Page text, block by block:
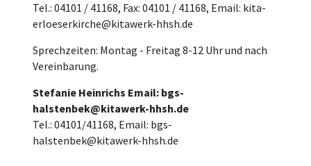
Tel.: 04101 / 41168, Fax: 04101 / 41168, Email: kita-
erloeserkirche@kitawerk-hhsh.de
Sprechzeiten: Montag - Freitag 8-12 Uhr und nach
Vereinbarung.
Stefanie Heinrichs Email: bgs-
halstenbek@kitawerk-hhsh.de
Tel.: 04101/41168, Email: bgs-
halstenbek@kitawerk-hhsh.de